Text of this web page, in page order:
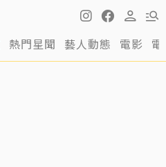
熱門星聞 藝人動態 電影